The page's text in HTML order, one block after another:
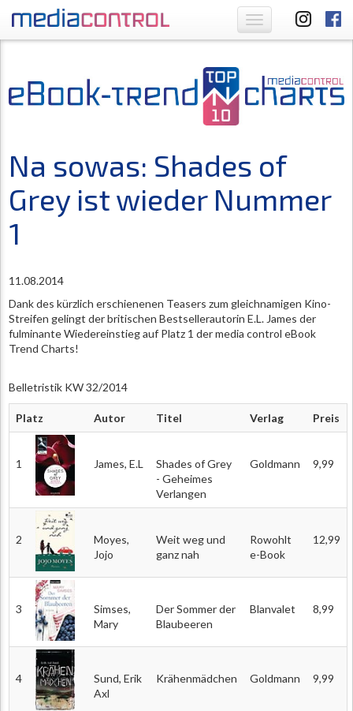
Toggle
navigation
Na sowas: Shades of
Grey ist wieder Nummer
1
11.08.2014
Dank des kürzlich erschienenen Teasers zum gleichnamigen Kino-
Streifen gelingt der britischen Bestsellerautorin E.L. James der
fulminante Wiedereinstieg auf Platz 1 der media control eBook
Trend Charts!
Belletristik KW 32/2014
Platz Autor Titel Verlag Preis
1 James, E.L
Shades of Grey
- Geheimes
Verlangen
Goldmann 9,99
2
Moyes,
Jojo
Weit weg und
ganz nah
Rowohlt
e-Book
12,99
3
Simses,
Mary
Der Sommer der
Blaubeeren
Blanvalet 8,99
4
Sund, Erik
Axl
Krähenmädchen Goldmann 9,99